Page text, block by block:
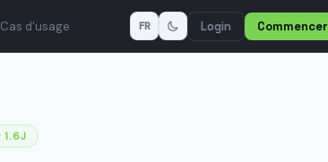
Cas d'usage FR Login Commencer
1.6J